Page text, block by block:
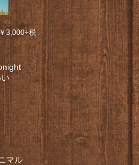
3,000+税
マル